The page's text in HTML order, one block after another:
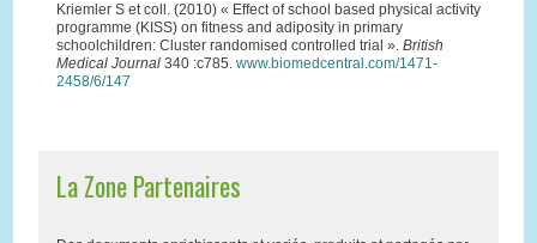
Kriemler S et coll. (2010) « Effect of school based physical activity
programme (KISS) on fitness and adiposity in primary
schoolchildren: Cluster randomised controlled trial ». British
Medical Journal340 :c785. www.biomedcentral.com/1471-
2458/6/147
La Zone Partenaires